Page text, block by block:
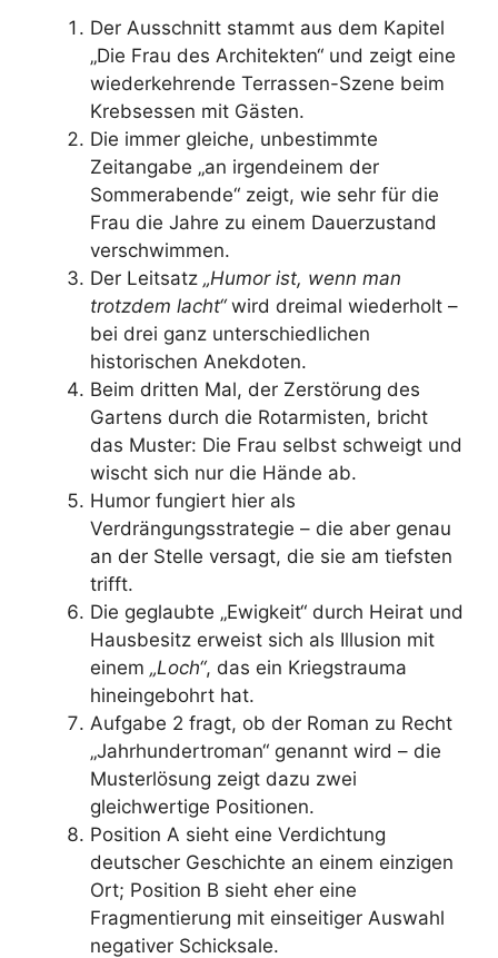
Der Ausschnitt stammt aus dem Kapitel
„Die Frau des Architekten“ und zeigt eine
wiederkehrende Terrassen-Szene beim
Krebsessen mit Gästen.
Die immer gleiche, unbestimmte
Zeitangabe „an irgendeinem der
Sommerabende“ zeigt, wie sehr für die
Frau die Jahre zu einem Dauerzustand
verschwimmen.
Der Leitsatz „Humor ist, wenn man
trotzdem lacht“wird dreimal wiederholt –
bei drei ganz unterschiedlichen
historischen Anekdoten.
Beim dritten Mal, der Zerstörung des
Gartens durch die Rotarmisten, bricht
das Muster: Die Frau selbst schweigt und
wischt sich nur die Hände ab.
Humor fungiert hier als
Verdrängungsstrategie – die aber genau
an der Stelle versagt, die sie am tiefsten
trifft.
Die geglaubte „Ewigkeit“ durch Heirat und
Hausbesitz erweist sich als Illusion mit
einem „Loch“, das ein Kriegstrauma
hineingebohrt hat.
Aufgabe 2 fragt, ob der Roman zu Recht
„Jahrhundertroman“ genannt wird – die
Musterlösung zeigt dazu zwei
gleichwertige Positionen.
Position A sieht eine Verdichtung
deutscher Geschichte an einem einzigen
Ort; Position B sieht eher eine
Fragmentierung mit einseitiger Auswahl
negativer Schicksale.